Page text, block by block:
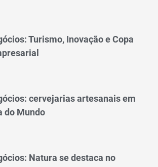
Turismo, Inovação e Copa
cervejarias artesanais em
do Mundo
Natura se destaca no